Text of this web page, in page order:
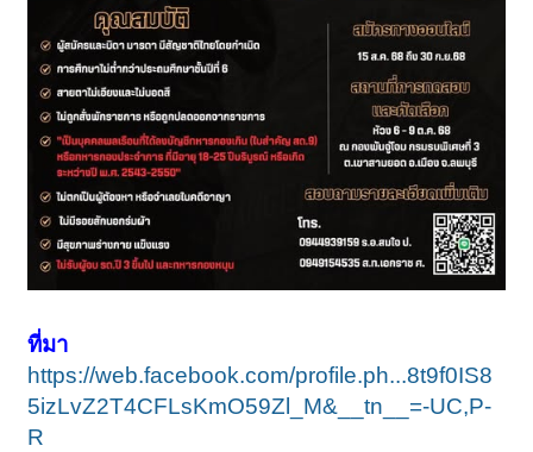
ที่มา
https://web.facebook.com/profile.ph...8t9f0IS8
5izLvZ2T4CFLsKmO59Zl_M&__tn__=-UC,P-
R